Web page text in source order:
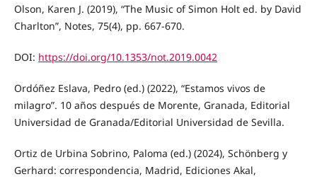
Olson, Karen J. (2019), “The Music of Simon Holt ed. by David
Charlton”, Notes, 75(4), pp. 667-670.
DOI: https://doi.org/10.1353/not.2019.0042
Ordóñez Eslava, Pedro (ed.) (2022), “Estamos vivos de
milagro”. 10 años después de Morente, Granada, Editorial
Universidad de Granada/Editorial Universidad de Sevilla.
Ortiz de Urbina Sobrino, Paloma (ed.) (2024), Schönberg y
Gerhard: correspondencia, Madrid, Ediciones Akal,